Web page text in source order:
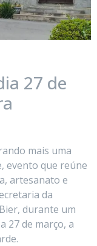
27 de
mais uma
evento que reúne
artesanato e
da
durante um
27 de março, a